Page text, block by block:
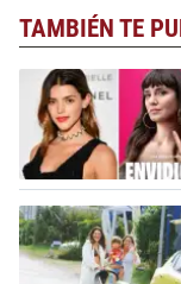
TAMBIÉN TE